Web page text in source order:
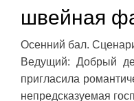
швейная
Осенний бал.
Ведущий: Добрый
пригласила
непредсказуемая